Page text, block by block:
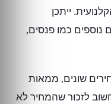
ייתכן
נוספים כמו פנסים,
שונים, ממאות
לזכור שהמחיר לא